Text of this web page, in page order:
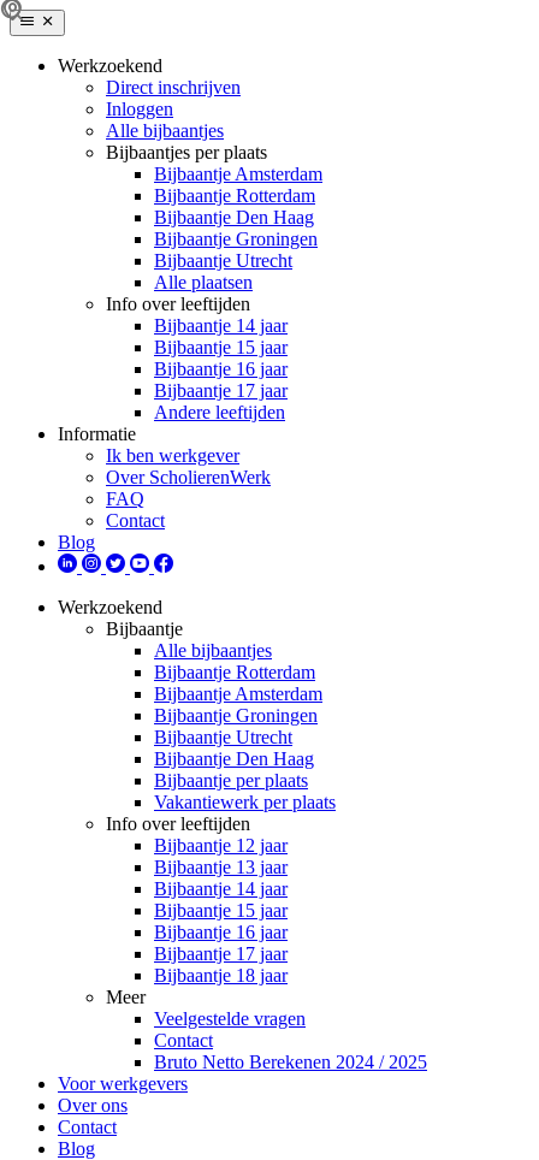
Werkzoekend
Direct inschrijven
Inloggen
Alle bijbaantjes
Bijbaantjes per plaats
Bijbaantje Amsterdam
Bijbaantje Rotterdam
Bijbaantje Den Haag
Bijbaantje Groningen
Bijbaantje Utrecht
Alle plaatsen
Info over leeftijden
Bijbaantje 14 jaar
Bijbaantje 15 jaar
Bijbaantje 16 jaar
Bijbaantje 17 jaar
Andere leeftijden
Informatie
Ik ben werkgever
Over ScholierenWerk
FAQ
Contact
Blog
Werkzoekend
Bijbaantje
Alle bijbaantjes
Bijbaantje Rotterdam
Bijbaantje Amsterdam
Bijbaantje Groningen
Bijbaantje Utrecht
Bijbaantje Den Haag
Bijbaantje per plaats
Vakantiewerk per plaats
Info over leeftijden
Bijbaantje 12 jaar
Bijbaantje 13 jaar
Bijbaantje 14 jaar
Bijbaantje 15 jaar
Bijbaantje 16 jaar
Bijbaantje 17 jaar
Bijbaantje 18 jaar
Meer
Veelgestelde vragen
Contact
Bruto Netto Berekenen 2024 / 2025
Voor werkgevers
Over ons
Contact
Blog